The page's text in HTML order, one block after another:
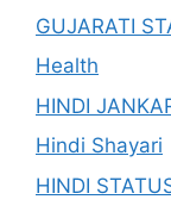
GUJARATI
Health
HINDI
Hindi Shayari
HINDI